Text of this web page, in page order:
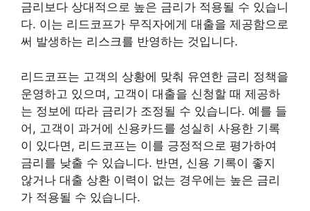
금리보다 상대적으로 높은 금리가 적용될 수 있습니
다. 이는 리드코프가 무직자에게 대출을 제공함으로
써 발생하는 리스크를 반영하는 것입니다.
리드코프는 고객의 상황에 맞춰 유연한 금리 정책을
운영하고 있으며, 고객이 대출을 신청할 때 제공하
는 정보에 따라 금리가 조정될 수 있습니다. 예를 들
어, 고객이 과거에 신용카드를 성실히 사용한 기록
이 있다면, 리드코프는 이를 긍정적으로 평가하여
금리를 낮출 수 있습니다. 반면, 신용 기록이 좋지
않거나 대출 상환 이력이 없는 경우에는 높은 금리
가 적용될 수 있습니다.